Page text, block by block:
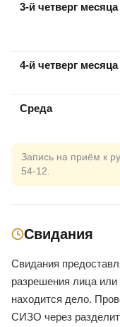
3-й четверг месяца
4-й четверг месяца
Среда
Запись на приём к
54-12.
Свидания
Свидания
разрешения лица или
находится дело.
СИЗО через